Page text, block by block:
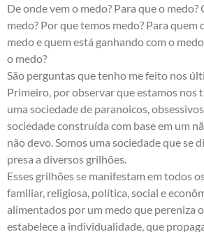
De onde vem o medo? Para que o
medo? Por que temos medo? Para quem
medo e quem está ganhando com o
o medo?
São perguntas que tenho me feito nos
Primeiro, por observar que estamos nos
uma sociedade de paranoicos,
sociedade construída com base em um
não devo. Somos uma sociedade que se
presa a diversos grilhões.
Esses grilhões se manifestam em todos
familiar, religiosa, política, social e
alimentados por um medo que pereniza
estabelece a individualidade, que